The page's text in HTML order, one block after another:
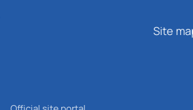
Site